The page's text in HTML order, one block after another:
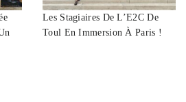
Les Stagiaires De L’E2C De
Toul En Immersion À Paris !